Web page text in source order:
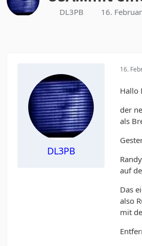
DL3PB 16.
DL3PB
16.
Hallo
der
als
auf
Das
also
mit